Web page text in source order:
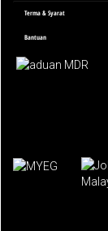
Terma & Syarat
Bantuan